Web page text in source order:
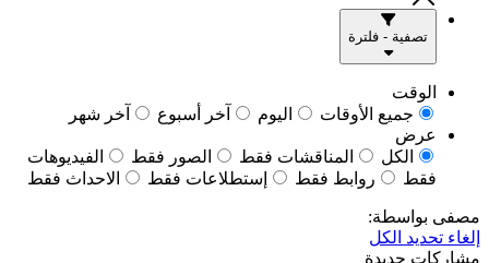
تصفية - فلترة
الوقت
جميع الأوقات
اليوم آخر أسبوع
آخر شهر
عرض
الكل
المناقشات فقط الصور فقط
الفيديوهات
فقط
روابط فقط إستطلاعات فقط الاحداث فقط
مصفى بواسطة:
إلغاء تحديد الكل
مشاركات جديدة